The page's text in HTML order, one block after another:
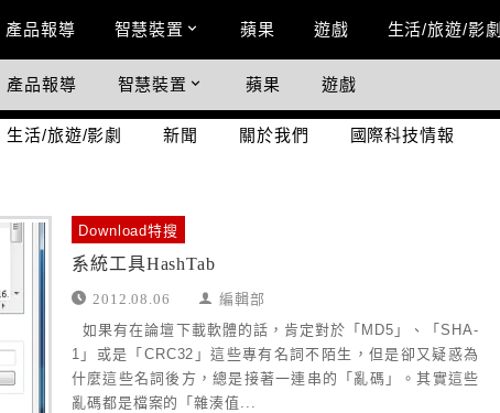
Main Menu
產品報導 智慧裝置 蘋果 遊戲 生活/旅遊/影劇
國際科技情報
產品報導 智慧裝置 蘋果 遊戲
生活/旅遊/影劇 新聞 關於我們 國際科技情報
Download特搜
系統工具HashTab
2012.08.06 編輯部
如果有在論壇下載軟體的話，肯定對於「MD5」、「SHA-
1」或是「CRC32」這些專有名詞不陌生，但是卻又疑惑為
什麼這些名詞後方，總是接著一連串的「亂碼」。其實這些
亂碼都是檔案的「雜湊值...